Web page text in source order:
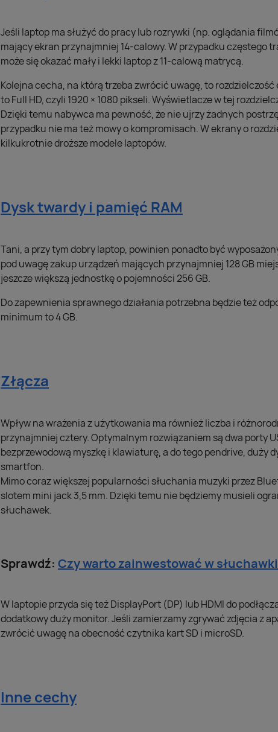
Jeśli laptop ma służyć do pracy lub rozrywki (np. oglądania
mający ekran przynajmniej 14-calowy. W przypadku częstego
może się okazać mały i lekki laptop z 11-calową matrycą.
Kolejna cecha, na którą trzeba zwrócić uwagę, to
to Full HD, czyli 1920 × 1080 pikseli. Wyświetlacze w tej
Dzięki temu nabywca ma pewność, że nie ujrzy żadnych
przypadku nie ma też mowy o kompromisach. W ekrany o
kilkukrotnie droższe modele laptopów.
Dysk twardy i pamięć RAM
Tani, a przy tym dobry laptop, powinien ponadto być
pod uwagę zakup urządzeń mających przynajmniej 128 GB
jeszcze większą jednostkę o pojemności 256 GB.
Do zapewnienia sprawnego działania potrzebna będzie też
minimum to 4 GB.
Złącza
Wpływ na wrażenia z użytkowania ma również liczba i
przynajmniej cztery. Optymalnym rozwiązaniem są dwa porty
bezprzewodową myszkę i klawiaturę, a do tego pendrive, duży
smartfon.
Mimo coraz większej popularności słuchania muzyki przez
slotem mini jack 3,5 mm. Dzięki temu nie będziemy musieli
słuchawek.
Sprawdź: Czy warto zainwestować w
W laptopie przyda się też DisplayPort (DP) lub HDMI do
dodatkowy duży monitor. Jeśli zamierzamy zgrywać zdjęcia z
zwrócić uwagę na obecność czytnika kart SD i microSD.
Inne cechy